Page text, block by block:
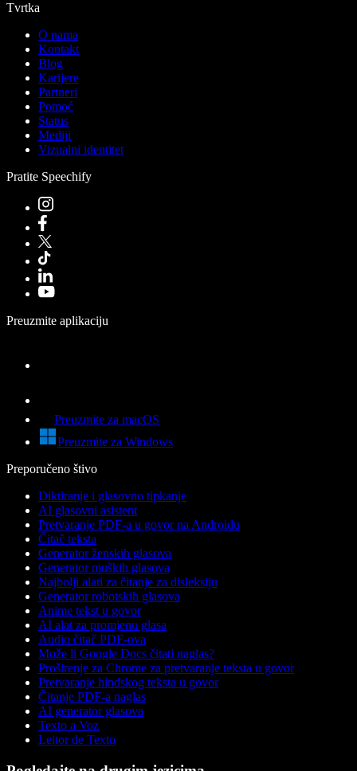
Tvrtka
O nama
Kontakt
Blog
Karijere
Partneri
Pomoć
Status
Mediji
Vizualni identitet
Pratite Speechify
Preuzmite aplikaciju
Preuzmite za macOS
Preuzmite za Windows
Preporučeno štivo
Diktiranje i glasovno tipkanje
AI glasovni asistent
Pretvaranje PDF-a u govor na Androidu
Čitač teksta
Generator ženskih glasova
Generator muških glasova
Najbolji alati za čitanje za disleksiju
Generator robotskih glasova
Anime tekst u govor
AI alat za promjenu glasa
Audio čitač PDF-ova
Može li Google Docs čitati naglas?
Proširenje za Chrome za pretvaranje teksta u govor
Pretvaranje hindskog teksta u govor
Čitanje PDF-a naglas
AI generator glasova
Texto a Voz
Leitor de Texto